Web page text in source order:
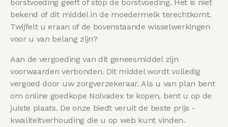
borstvoeding geeft of stop de borstvoeding. Het is niet
bekend of dit middel in de moedermelk terechtkomt.
Twijfelt u eraan of de bovenstaande wisselwerkingen
voor u van belang zijn?
Aan de vergoeding van dit geneesmiddel zijn
voorwaarden verbonden. Dit middel wordt volledig
vergoed door uw zorgverzekeraar. Als u van plan bent
om online goedkope Nolvadex te kopen, bent u op de
juiste plaats. De onze biedt veruit de beste prijs -
kwaliteitverhouding die u op web kunt vinden.